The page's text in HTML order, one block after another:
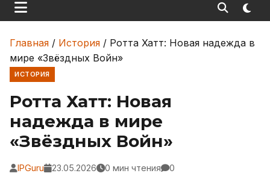
Главная / История / Ротта Хатт: Новая надежда в
мире «Звёздных Войн»
ИСТОРИЯ
Ротта Хатт: Новая
надежда в мире
«Звёздных Войн»
IPGuru 23.05.2026 0 мин чтения 0